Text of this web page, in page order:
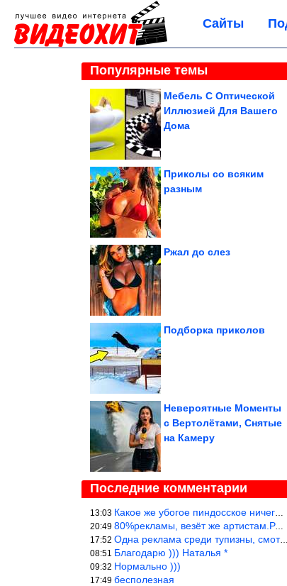
Сайты
Популярные темы
Мебель С Оптической
Иллюзией Для Вашего
Дома
Приколы со всяким
разным
Ржал до слез
Подборка приколов
Невероятные Моменты
с Вертолётами, Снятые
на Камеру
Последние комментарии
13:03 Какое же убогое пиндосское ничего. Наташ, и не стыдно такую фигн
20:49 80%рекламы, везёт же артистам.Режиссёры, сценаристы вы где или к
17:52 Одна реклама среди тупизны, смотреть невозможно.
08:51 Благодарю ))) Наталья *
09:32 Нормально )))
17:49 бесполезная